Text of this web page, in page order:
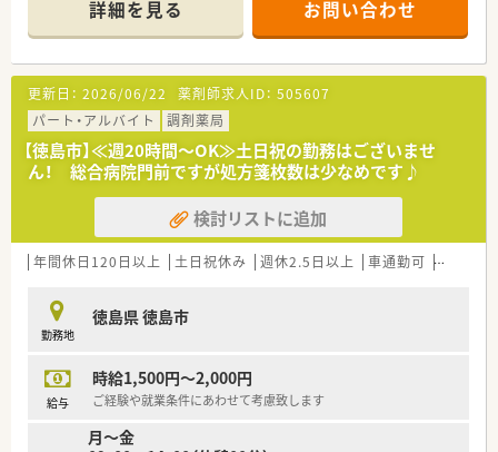
■薬剤師は常勤1名+応援勤務者1名在籍しています。（管理薬剤
師の方は30代の女性の方です）事務員は常勤1名在籍していま
す。
＜法人概要＞
■徳島県内に11店舗の薬局を展開中です。
詳細を見る お問い合わせ
更新日： 2026/06/22 薬剤師求人ID： 505607
パート・アルバイト
調剤薬局
【徳島市】≪週20時間～OK≫土日祝の勤務はございませ
ん！ 総合病院門前ですが処方箋枚数は少なめです♪
検討リストに追加
年間休日120日以上 土日祝休み 週休2.5日以上 車通勤可 大手チ
勤務地
徳島県 徳島市
給与
時給1,500円～2,000円
ご経験や就業条件にあわせて考慮致します
月～金